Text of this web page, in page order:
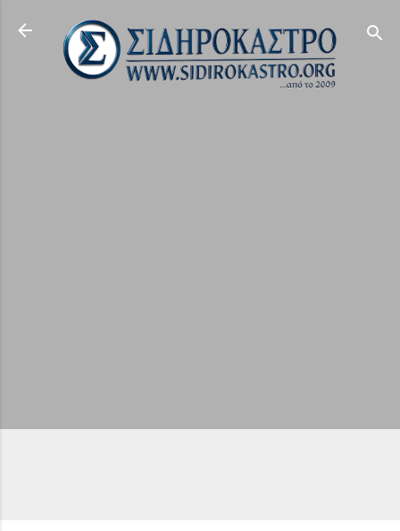
Μετάβαση στο κύριο περιεχόμενο